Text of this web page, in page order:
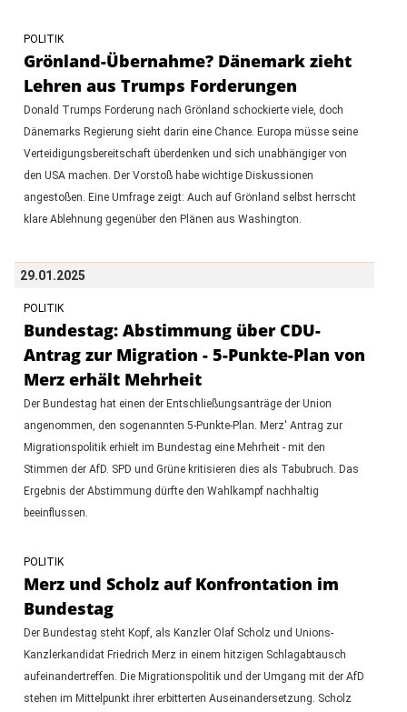
POLITIK
Grönland-Übernahme? Dänemark zieht
Lehren aus Trumps Forderungen
Donald Trumps Forderung nach Grönland schockierte viele, doch
Dänemarks Regierung sieht darin eine Chance. Europa müsse seine
Verteidigungsbereitschaft überdenken und sich unabhängiger von
den USA machen. Der Vorstoß habe wichtige Diskussionen
angestoßen. Eine Umfrage zeigt: Auch auf Grönland selbst herrscht
klare Ablehnung gegenüber den Plänen aus Washington.
29.01.2025
POLITIK
Bundestag: Abstimmung über CDU-
Antrag zur Migration - 5-Punkte-Plan von
Merz erhält Mehrheit
Der Bundestag hat einen der Entschließungsanträge der Union
angenommen, den sogenannten 5-Punkte-Plan. Merz' Antrag zur
Migrationspolitik erhielt im Bundestag eine Mehrheit - mit den
Stimmen der AfD. SPD und Grüne kritisieren dies als Tabubruch. Das
Ergebnis der Abstimmung dürfte den Wahlkampf nachhaltig
beeinflussen.
POLITIK
Merz und Scholz auf Konfrontation im
Bundestag
Der Bundestag steht Kopf, als Kanzler Olaf Scholz und Unions-
Kanzlerkandidat Friedrich Merz in einem hitzigen Schlagabtausch
aufeinandertreffen. Die Migrationspolitik und der Umgang mit der AfD
stehen im Mittelpunkt ihrer erbitterten Auseinandersetzung. Scholz